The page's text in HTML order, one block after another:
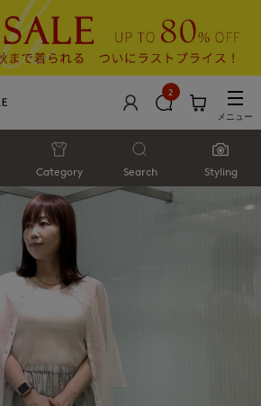
2
メニュー
Category Search Styling